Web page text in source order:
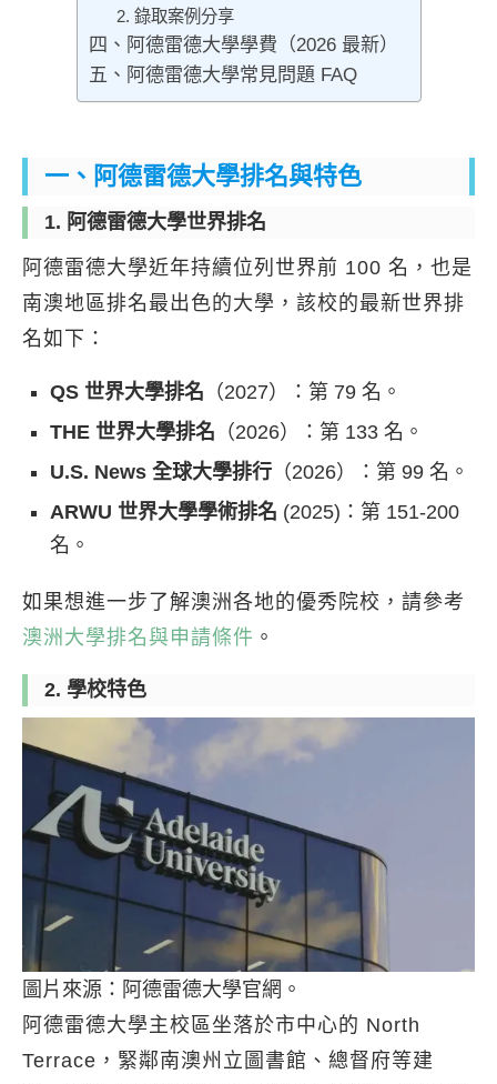
2. 錄取案例分享
四、阿德雷德大學學費（2026 最新）
五、阿德雷德大學常見問題 FAQ
一、阿德雷德大學排名與特色
1. 阿德雷德大學世界排名
阿德雷德大學近年持續位列世界前 100 名，也是
南澳地區排名最出色的大學，該校的最新世界排
名如下：
QS 世界大學排名 （2027）：第 79 名。
THE 世界大學排名 （2026）：第 133 名。
U.S. News 全球大學排行 （2026）：第 99 名。
ARWU 世界大學學術排名 (2025)：第 151-200
名。
如果想進一步了解澳洲各地的優秀院校，請參考
澳洲大學排名與申請條件 。
2. 學校特色
圖片來源：阿德雷德大學官網。
阿德雷德大學主校區坐落於市中心的 North
Terrace，緊鄰南澳州立圖書館、總督府等建